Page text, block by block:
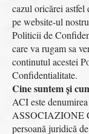
cazul oricărei
pe website-ul
Politicii de
care va rugam sa
continutul acestei
Confidentialitate.
Cine suntem și
ACI este
persoană juridică